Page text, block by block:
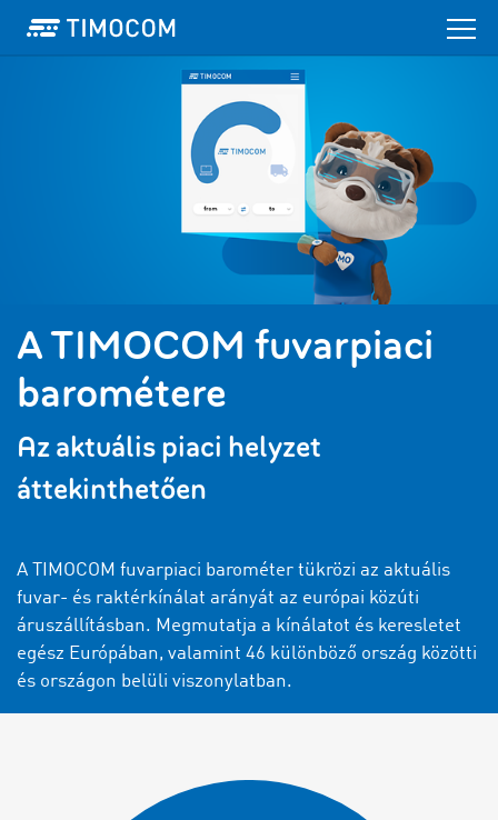
A TIMOCOM fuvarpiaci
barométere
Az aktuális piaci helyzet
áttekinthetően
A TIMOCOM fuvarpiaci barométer tükrözi az aktuális
fuvar- és raktérkínálat arányát az európai közúti
áruszállításban. Megmutatja a kínálatot és keresletet
egész Európában, valamint 46 különböző ország közötti
és országon belüli viszonylatban.